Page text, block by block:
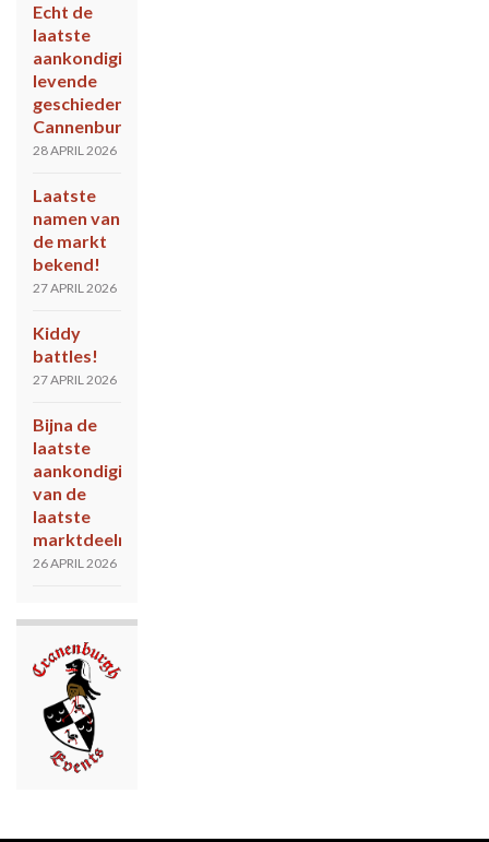
Echt de
laatste
aankondiging
levende
geschiedenis
Cannenburch
28 APRIL 2026
Laatste
namen van
de markt
bekend!
27 APRIL 2026
Kiddy
battles!
27 APRIL 2026
Bijna de
laatste
aankondiging
van de
laatste
marktdeelnemers!
26 APRIL 2026